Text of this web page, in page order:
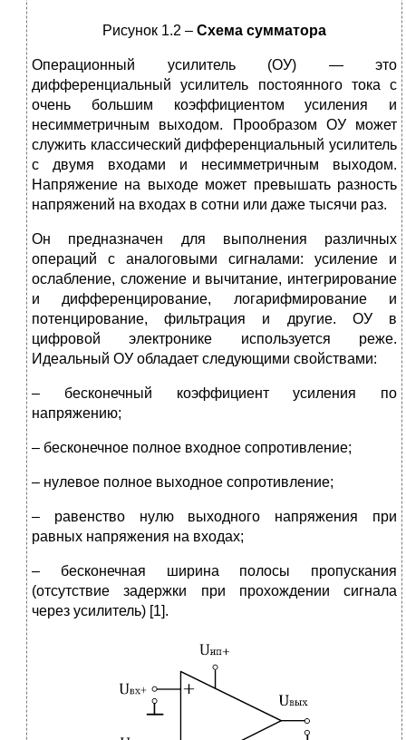
Рисунок 1.2 – Схема сумматора
Операционный усилитель (ОУ) — это
дифференциальный усилитель постоянного тока с
очень большим коэффициентом усиления и
несимметричным выходом. Прообразом ОУ может
служить классический дифференциальный усилитель
с двумя входами и несимметричным выходом.
Напряжение на выходе может превышать разность
напряжений на входах в сотни или даже тысячи раз.
Он предназначен для выполнения различных
операций с аналоговыми сигналами: усиление и
ослабление, сложение и вычитание, интегрирование
и дифференцирование, логарифмирование и
потенцирование, фильтрация и другие. ОУ в
цифровой электронике используется реже.
Идеальный ОУ обладает следующими свойствами:
– бесконечный коэффициент усиления по
напряжению;
– бесконечное полное входное сопротивление;
– нулевое полное выходное сопротивление;
– равенство нулю выходного напряжения при
равных напряжения на входах;
– бесконечная ширина полосы пропускания
(отсутствие задержки при прохождении сигнала
через усилитель) [1].